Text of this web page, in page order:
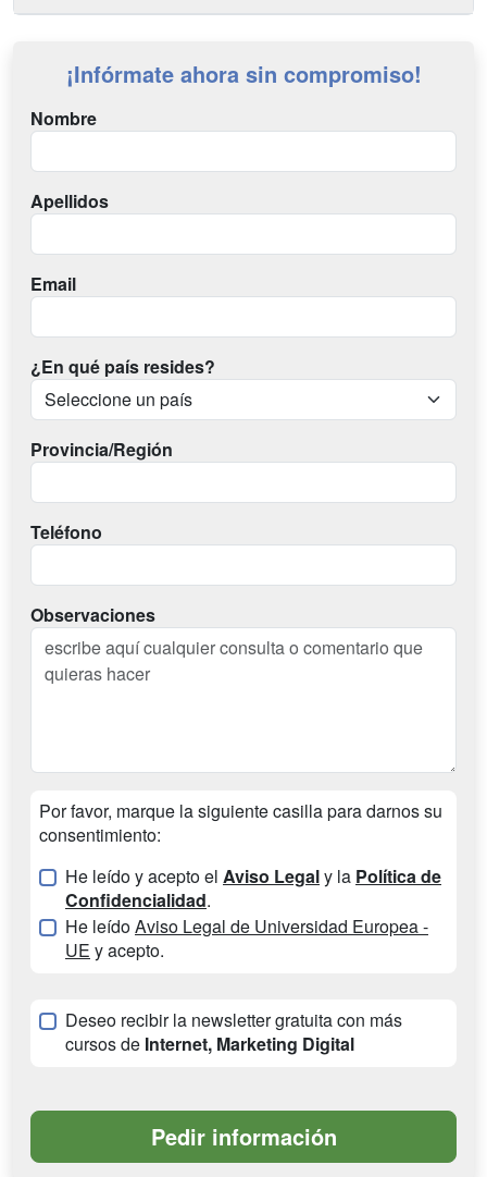
¡Infórmate ahora sin compromiso!
Nombre
Apellidos
Email
¿En qué país resides?
Provincia/Región
Teléfono
Observaciones
Por favor, marque la siguiente casilla para darnos su
consentimiento:
He leído y acepto el Aviso Legaly la Política de
Confidencialidad.
He leídoAviso Legal de Universidad Europea -
UE y acepto.
Deseo recibir la newsletter gratuita con más
cursos de Internet, Marketing Digital